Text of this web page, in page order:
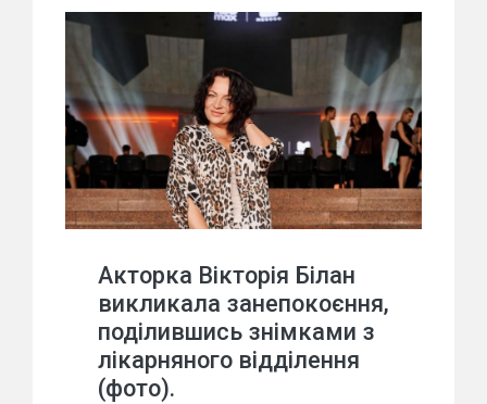
Акторка Вікторія Білан
викликала занепокоєння,
поділившись знімками з
лікарняного відділення
(фото).